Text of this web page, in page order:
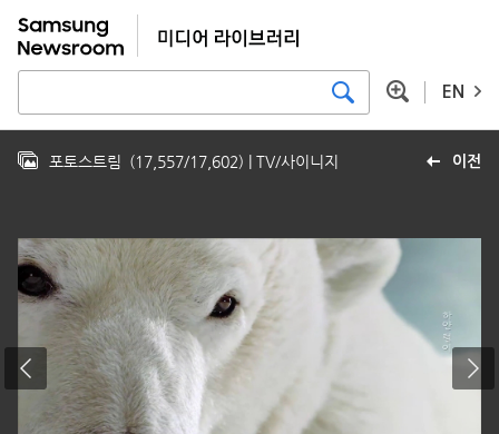
EN
이전
포토스트림 (17,557/17,602) | TV/사이니지